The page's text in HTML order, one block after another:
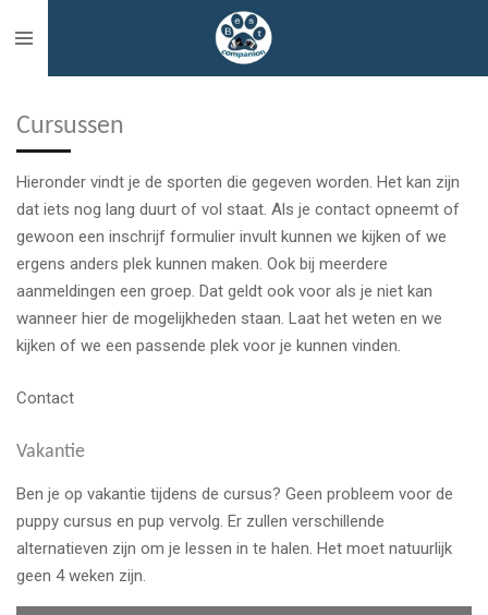
direct
hoofdinhoud
Cursussen
Hieronder vindt je de sporten die gegeven worden. Het kan zijn
dat iets nog lang duurt of vol staat. Als je contact opneemt of
gewoon een inschrijf formulier invult kunnen we kijken of we
ergens anders plek kunnen maken. Ook bij meerdere
aanmeldingen een groep. Dat geldt ook voor als je niet kan
wanneer hier de mogelijkheden staan. Laat het weten en we
kijken of we een passende plek voor je kunnen vinden.
Contact
Vakantie
Ben je op vakantie tijdens de cursus? Geen probleem voor de
puppy cursus en pup vervolg. Er zullen verschillende
alternatieven zijn om je lessen in te halen. Het moet natuurlijk
geen 4 weken zijn.